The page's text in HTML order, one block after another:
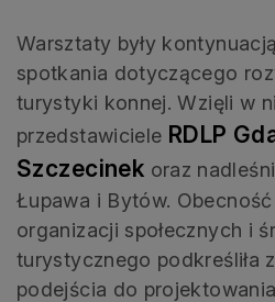
Warsztaty były
spotkania dotyczącego
turystyki konnej. Wzięli w
przedstawiciele RDLP
Szczecinek oraz
Łupawa i Bytów.
organizacji społecznych i
turystycznego podkreśliła
podejścia do